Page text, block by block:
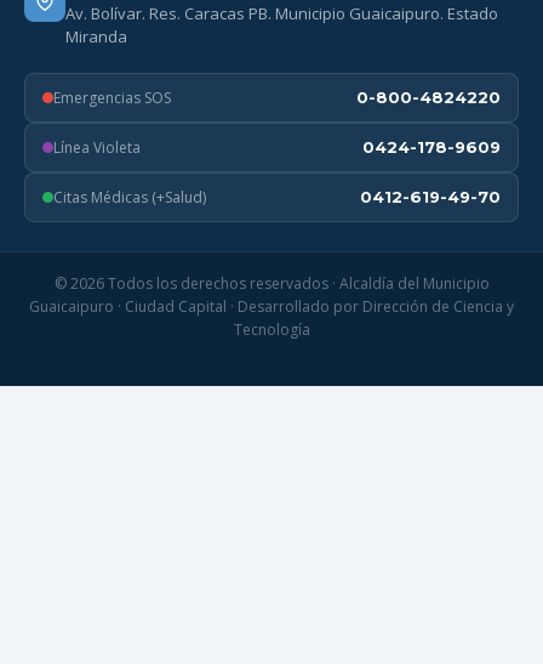
Av. Bolívar. Res. Caracas PB. Municipio Guaicaipuro. Estado
Miranda
Emergencias SOS 0-800-4824220
Línea Violeta 0424-178-9609
Citas Médicas (+Salud) 0412-619-49-70
© 2026 Todos los derechos reservados · Alcaldía del Municipio
Guaicaipuro · Ciudad Capital · Desarrollado por Dirección de Ciencia y
Tecnología